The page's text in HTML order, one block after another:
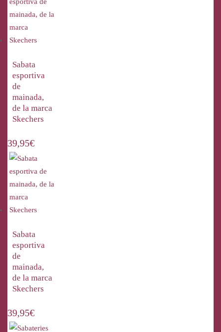
Sabata
esportiva
de
mainada,
de la marca
Skechers
39,95€
Sabata
esportiva
de
mainada,
de la marca
Skechers
39,95€